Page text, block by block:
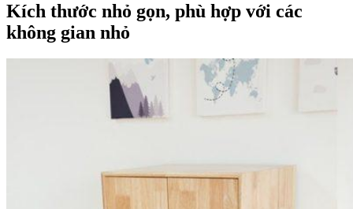
Kích thước nhỏ gọn, phù hợp với các
không gian nhỏ